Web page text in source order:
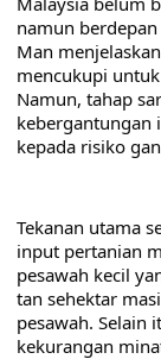
namun
Man
mencukupi
Namun, tahap
kebergantungan
kepada risiko
Tekanan utama
input pertanian
pesawah kecil
tan sehektar
pesawah. Selain
kekurangan